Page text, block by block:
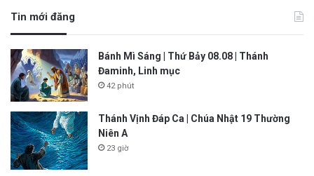
Tin mới đăng
Bánh Mì Sáng | Thứ Bảy 08.08 | Thánh
Đaminh, Linh mục
42 phút
Thánh Vịnh Đáp Ca | Chúa Nhật 19 Thường
Niên A
23 giờ